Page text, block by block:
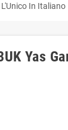
In Italiano
Yas